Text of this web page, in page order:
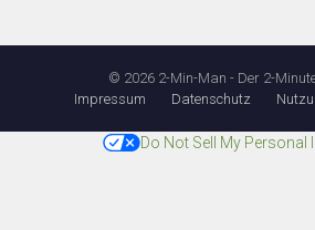
© 2026 2-Min-Man - Der 2-
Impressum
Datenschutz
Do Not Sell My Personal